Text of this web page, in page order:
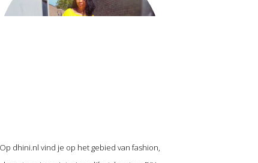
Op dhini.nl vind je op het gebied van fashion,